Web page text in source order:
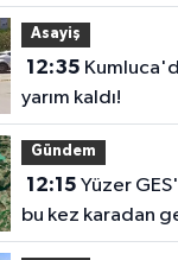
vedalar
Asayiş
12:35
yarım kaldı!
Gündem
12:15
bu kez karadan
Manavgat Barajı